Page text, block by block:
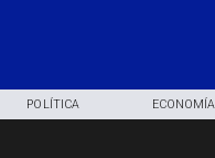
POLÍTICA ECONOMÍA